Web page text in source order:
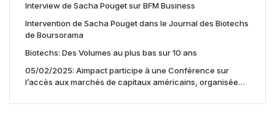
Interview de Sacha Pouget sur BFM Business
Intervention de Sacha Pouget dans le Journal des Biotechs
de Boursorama
Biotechs: Des Volumes au plus bas sur 10 ans
05/02/2025: Aimpact participe à une Conférence sur
l’accès aux marchés de capitaux américains, organisée